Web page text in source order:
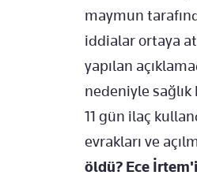
maymun
iddialar ortaya
yapılan
nedeniyle
11 gün ilaç
evrakları ve
öldü? Ece